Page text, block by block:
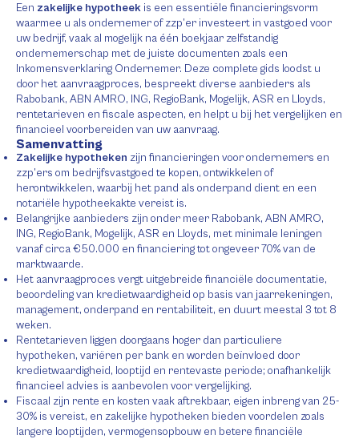
Een zakelijke hypotheek is een essentiële financieringsvorm
waarmee u als ondernemer of zzp’er investeert in vastgoed voor
uw bedrijf, vaak al mogelijk na één boekjaar zelfstandig
ondernemerschap met de juiste documenten zoals een
Inkomensverklaring Ondernemer. Deze complete gids loodst u
door het aanvraagproces, bespreekt diverse aanbieders als
Rabobank, ABN AMRO, ING, RegioBank, Mogelijk, ASR en Lloyds,
rentetarieven en fiscale aspecten, en helpt u bij het vergelijken en
financieel voorbereiden van uw aanvraag.
Samenvatting
Zakelijke hypotheken zijn financieringen voor ondernemers en
zzp’ers om bedrijfsvastgoed te kopen, ontwikkelen of
herontwikkelen, waarbij het pand als onderpand dient en een
notariële hypotheekakte vereist is.
Belangrijke aanbieders zijn onder meer Rabobank, ABN AMRO,
ING, RegioBank, Mogelijk, ASR en Lloyds, met minimale leningen
vanaf circa €50.000 en financiering tot ongeveer 70% van de
marktwaarde.
Het aanvraagproces vergt uitgebreide financiële documentatie,
beoordeling van kredietwaardigheid op basis van jaarrekeningen,
management, onderpand en rentabiliteit, en duurt meestal 3 tot 8
weken.
Rentetarieven liggen doorgaans hoger dan particuliere
hypotheken, variëren per bank en worden beïnvloed door
kredietwaardigheid, looptijd en rentevaste periode; onafhankelijk
financieel advies is aanbevolen voor vergelijking.
Fiscaal zijn rente en kosten vaak aftrekbaar, eigen inbreng van 25-
30% is vereist, en zakelijke hypotheken bieden voordelen zoals
langere looptijden, vermogensopbouw en betere financiële